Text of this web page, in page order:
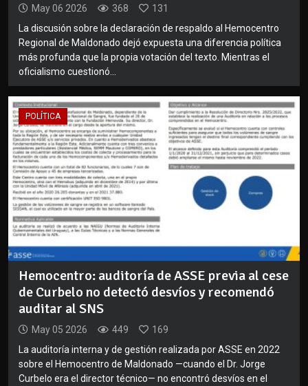
May 06 2026 368
131
La discusión sobre la declaración de respaldo al Hemocentro
Regional de Maldonado dejó expuesta una diferencia política
más profunda que la propia votación del texto. Mientras el
oficialismo cuestionó...
POLÍTICA
Hemocentro: auditoría de ASSE previa al cese
de Curbelo no detectó desvíos y recomendó
auditar al SNS
May 05 2026 449
169
La auditoría interna y de gestión realizada por ASSE en 2022
sobre el Hemocentro de Maldonado —cuando el Dr. Jorge
Curbelo era el director técnico— no encontró desvíos en el